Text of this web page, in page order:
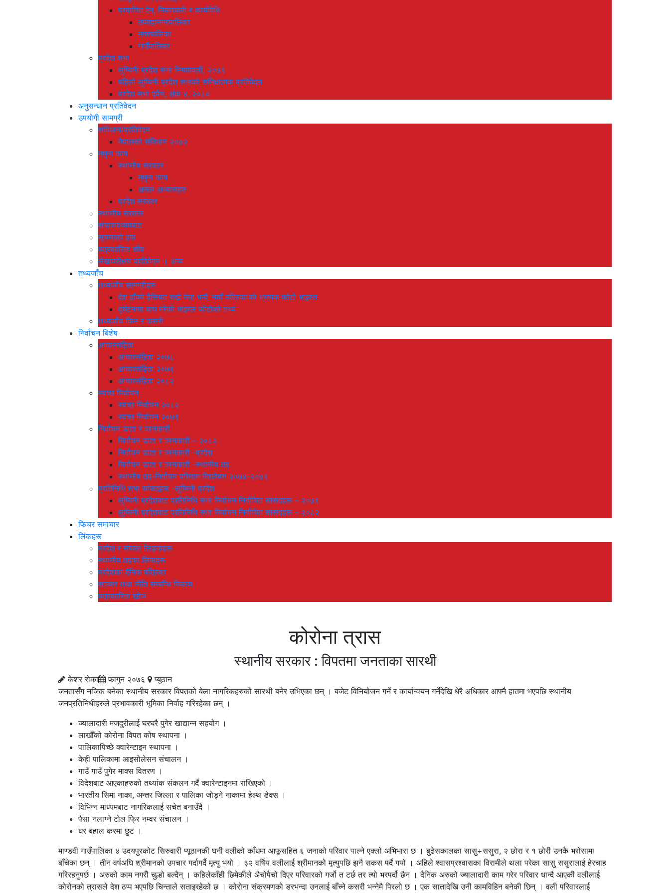
प्रमाणित ऐन, नियमावली र कार्यविधि
उपमहानगरपालिका
नगरपालिका
गाउँपालिका
प्रदेश सभा
लुम्बिनी प्रदेश सभा नियमावली, २०७९
पहिलो लुम्बिनी प्रदेश सभाको समिक्षात्मक प्रतिवेदन
प्रदेश सभा दर्पण, अंक ४, २०८०
अनुसन्धान प्रतिवेदन
उपयोगी सामग्री
संविधान/प्रतिवेदन
नेपालको संविधान २०७२
नमुना काम
स्थानीय सरकार
नमुना काम
असल अभ्यासहरु
प्रदेश सरकार
स्थानीय सरकार
संचारमाध्यमबाट
सूचनाको हक
पत्रकारिता सीप
लेखापरीक्षण प्रतिवेदन । अन्य
तथ्यजाँच
तथ्यजाँच सामग्रीहरु
देश हाँक्ने हैसियत राख्ने नेता भन्दै ‘नयाँ पत्रिका’को भ्रामक फोटो भाइरल
दुर्घटनामा बाघ मरेको भाइरल फोटोको तथ्य
तथ्यजाँच किन र कसरी
निर्वाचन बिशेष
आचारसंहिता
आचारसंहिता २०७८
आचारसंहिता २०७९
आचारसंहिता २०८२
स्वच्छ निर्वाचन
स्वच्छ निर्वाचन २०८२
स्वच्छ निर्वाचन २०७९
निर्वाचन डाटा र जानकारी
निर्वाचन डाटा र जानकारी – २०८२
निर्वाचन डाटा र जानकारी -प्रदेश
निर्वाचन डाटा र जानकारी -स्थानीय तह
स्थानीय तह-निर्वाचन परिणाम विश्लेषण २०७४-२०७९
प्रतिनिधि सभा सांसदहरू -लुम्बिनी प्रदेश
लुम्बिनी प्रदेशबाट प्रतिनिधि सभा निर्वाचन निर्वाचित सांसदहरू – २०७९
लुम्बिनी प्रदेशबाट प्रतिनिधि सभा निर्वाचन निर्वाचित सांसदहरू – २०८२
फिचर समाचार
लिंकहरू
प्रदेश र संघका लिङ्कहरू
स्थानीय तहका लिंकहरू
प्रदेशका दैनिक पत्रिका
सञ्चार तथा नीति सम्बन्धि निकाय
पत्रकारिता खोज
कोरोना त्रास
स्थानीय सरकार : विपतमा जनताका सारथी
केशर रोका फागुन २०७६
प्यूठान
जनतासँग नजिक बनेका स्थानीय सरकार विपतको बेला नागरिकहरुको सारथी बनेर उभिएका छन् । बजेट विनियोजन गर्ने र कार्यान्वयन गर्नेदेखि धेरै अधिकार आफ्नै हातमा भएपछि स्थानीय
जनप्रतिनिधीहरुले प्रभावकारी भूमिका निर्वाह गरिरहेका छन् ।
ज्यालादारी मजदुरीलाई घरघरै पुगेर खाद्यान्न सहयोग ।
लाखौँको कोरोना विपत कोष स्थापना ।
पालिकापिच्छे क्वारेन्टाइन स्थापना ।
केही पालिकामा आइसोलेसन संचालन ।
गाउँ गाउँ पुगेर माक्स वितरण ।
विदेशबाट आएकाहरुको तथ्यांक संकलन गर्दै क्वारेन्टाइनमा राखिएको ।
भारतीय सिमा नाका, अन्तर जिल्ला र पालिका जोड्ने नाकामा हेल्थ डेक्स ।
विभिन्न माध्यमबाट नागरिकलाई सचेत बनाउँदै ।
पैसा नलाग्ने टोल फ्रि नम्वर संचालन ।
घर बहाल करमा छुट ।
माण्डवी गाउँपालिका ४ उदयपुरकोट सिरुवारी प्यूठानकी घनी वलीको काँधमा आफूसहित ६ जनाको परिवार पाल्ने एक्लो अभिभारा छ । बुढेसकालका सासु÷ससुरा, २ छोरा र १ छोरी उनकै भरोसामा
बाँचेका छन् । तीन वर्षअघि श्रीमानको उपचार गर्दागर्दै मृत्यु भयो । ३२ वर्षिय वलीलाई श्रीमानको मृत्युपछि झनै सकस पर्दै गयो । अहिले श्वासप्रश्वासका विरामीले थला परेका सासु ससुरालाई हेरचाह
गरिरहनुपर्छ । अरुको काम नगरीे चुल्हो बल्दैन् । कहिलेकाँही छिमेकीले अ‍ैचोपैचो दिएर परिवारको गर्जो त टर्छ तर त्यो भरपर्दो छैन । दैनिक अरुको ज्यालादारी काम गरेर परिवार धान्दै आएकी वलीलाई
कोरोनको त्रासले देश ठप्प भएपछि चिन्ताले सताइरहेको छ । कोरोना संक्रमणको डरभन्दा उनलाई बाँच्ने कसरी भन्नेमै पिरलो छ । एक सातादेखि उनी कामविहिन बनेकी छिन् । वली परिवारलाई